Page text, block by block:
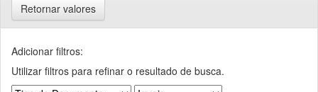
Retornar valores
Adicionar filtros:
Utilizar filtros para refinar o resultado de busca.